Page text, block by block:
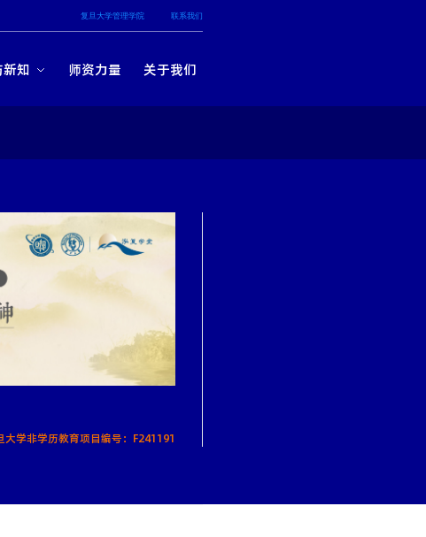
复旦大学管理学院 联系我们
知 师资力量 关于我们
大学非学历教育项目编号：F241191